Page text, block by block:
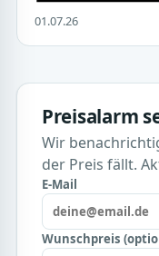
01.07.26
Preisalarm
Wir
der Preis fällt.
E-Mail
Wunschpreis